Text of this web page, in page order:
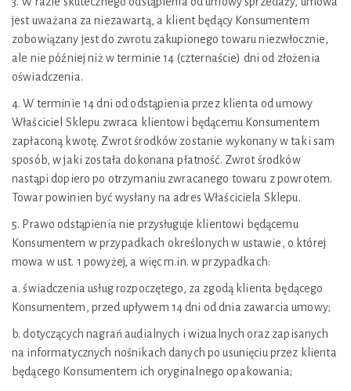
jest uważana za niezawartą, a klient będący Konsumentem
zobowiązany jest do zwrotu zakupionego towaru niezwłocznie,
ale nie później niż w terminie 14 (czternaście) dni od złożenia
oświadczenia.
4. W terminie 14 dni od odstąpienia przez klienta od umowy
Właściciel Sklepu zwraca klientowi będącemu Konsumentem
zapłaconą kwotę. Zwrot środków zostanie wykonany w taki sam
sposób, w jaki została dokonana płatność. Zwrot środków
nastąpi dopiero po otrzymaniu zwracanego towaru z powrotem.
Towar powinien być wysłany na adres Właściciela Sklepu.
5. Prawo odstąpienia nie przysługuje klientowi będącemu
Konsumentem w przypadkach określonych w ustawie, o której
mowa w ust. 1 powyżej, a więc m.in. w przypadkach:
a. świadczenia usług rozpoczętego, za zgodą klienta będącego
Konsumentem, przed upływem 14 dni od dnia zawarcia umowy;
b. dotyczących nagrań audialnych i wizualnych oraz zapisanych
na informatycznych nośnikach danych po usunięciu przez klienta
będącego Konsumentem ich oryginalnego opakowania;